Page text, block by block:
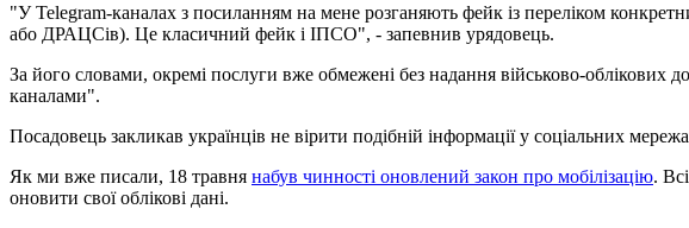
"У Telegram-каналах з посиланням на мене розганяють фейк із переліком
або ДРАЦСів). Це класичний фейк і ІПСО", - запевнив урядовець.
За його словами, окремі послуги вже обмежені без надання військово-
каналами".
Посадовець закликав українців не вірити подібній інформації у соціальних
Як ми вже писали, 18 травня набув чинності оновлений закон про мобілізацію.
оновити свої облікові дані.